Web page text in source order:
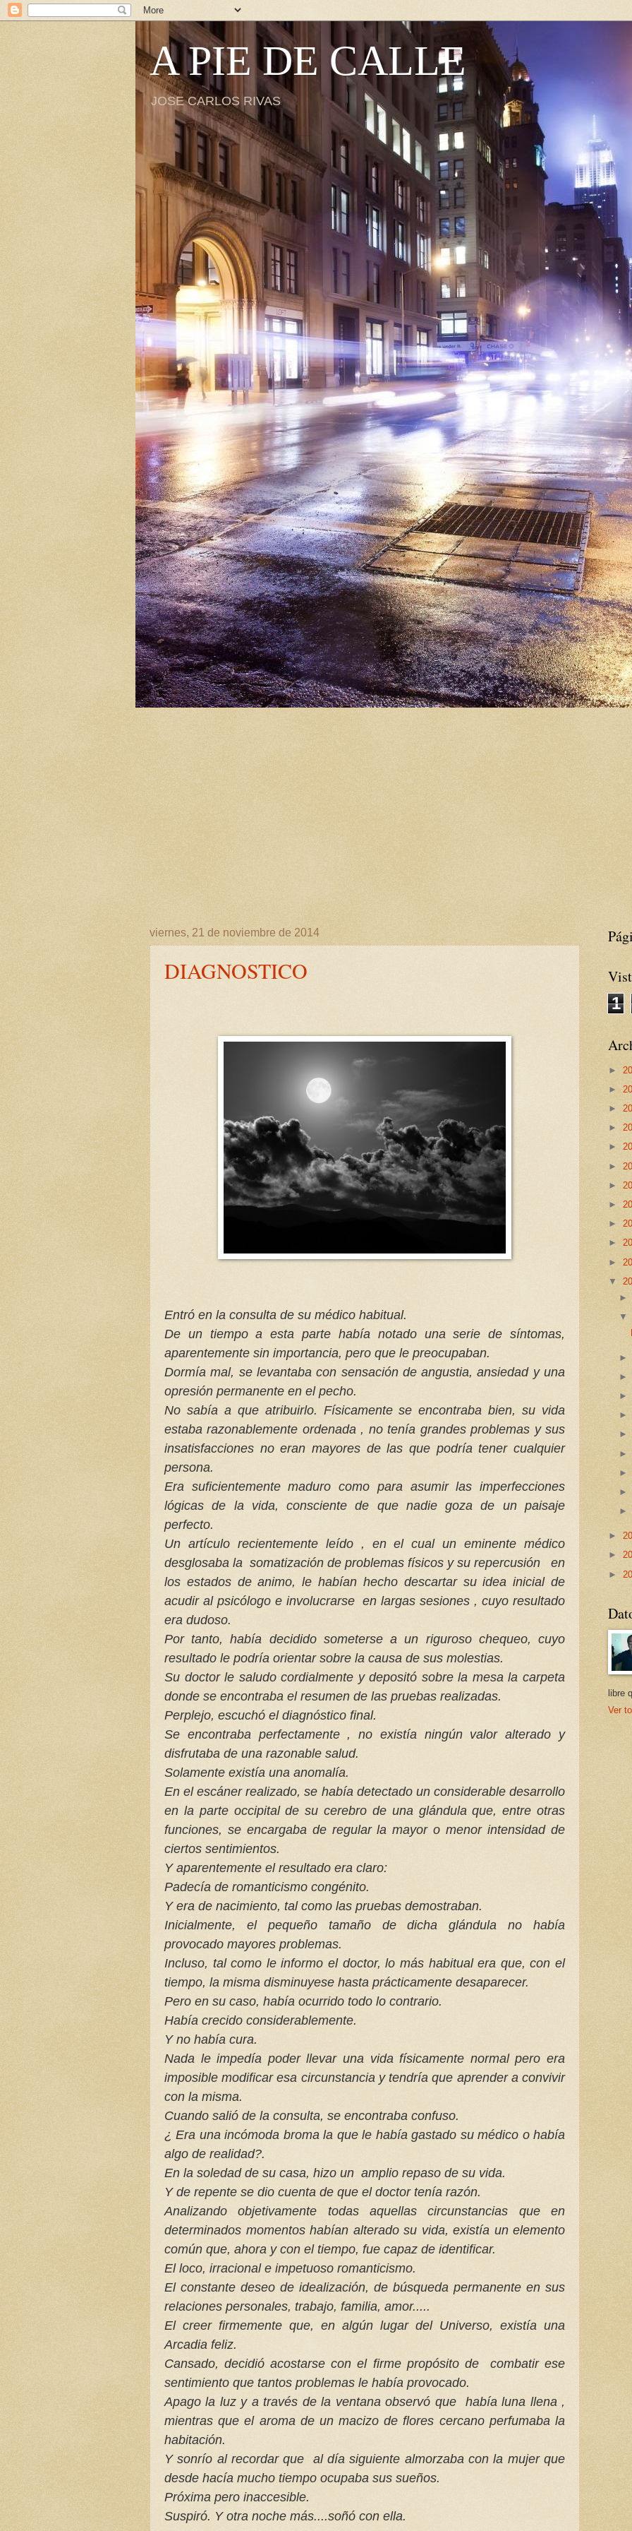
A PIE DE CALLE
JOSE CARLOS RIVAS
viernes, 21 de noviembre de 2014
DIAGNOSTICO
Entró en la consulta de su médico habitual.
De un tiempo a esta parte había notado una serie de síntomas,
aparentemente sin importancia, pero que le preocupaban.
Dormía mal, se levantaba con sensación de angustia, ansiedad y una
opresión permanente en el pecho.
No sabía a que atribuirlo. Físicamente se encontraba bien, su vida
estaba razonablemente ordenada , no tenía grandes problemas y sus
insatisfacciones no eran mayores de las que podría tener cualquier
persona.
Era suficientemente maduro como para asumir las imperfecciones
lógicas de la vida, consciente de que nadie goza de un paisaje
perfecto.
Un artículo recientemente leído , en el cual un eminente médico
desglosaba la somatización de problemas físicos y su repercusión en
los estados de animo, le habían hecho descartar su ideainicial de
acudir al psicólogo e involucrarse en largas sesiones , cuyo resultado
era dudoso.
Por tanto, había decidido someterse a un riguroso chequeo, cuyo
resultado le podría orientar sobre la causa de sus molestias.
Su doctor le saludo cordialmente y depositó sobre la mesa la carpeta
donde se encontraba el resumen de las pruebas realizadas.
Perplejo, escuchó el diagnóstico final.
Se encontraba perfectamente , no existía ningún valor alterado y
disfrutaba de una razonable salud.
Solamente existía una anomalía.
En el escáner realizado, se había detectado un considerable desarrollo
en la parte occipital de su cerebro de una glándula que, entre otras
funciones, se encargaba de regular la mayor o menor intensidad de
ciertos sentimientos.
Y aparentemente el resultado era claro:
Padecía de romanticismo congénito.
Y era de nacimiento, tal como las pruebas demostraban.
Inicialmente, el pequeño tamaño de dicha glándula no había
provocado mayores problemas.
Incluso, tal como le informo el doctor, lo más habitual era que, con el
tiempo, la misma disminuyese hasta prácticamente desaparecer.
Pero en su caso, había ocurrido todo lo contrario.
Había crecido considerablemente.
Y no había cura.
Nada le impedía poder llevar una vida físicamente normal pero era
imposible modificar esa circunstancia y tendría que aprender a convivir
con la misma.
Cuando salió de la consulta, se encontraba confuso.
¿ Era una incómoda broma la que le había gastado su médico o había
algo de realidad?.
En la soledad de su casa, hizo un amplio repaso de su vida.
Y de repente se dio cuenta de que el doctor tenía razón.
Analizando objetivamente todas aquellas circunstancias que en
determinados momentos habían alterado su vida, existía un elemento
común que, ahora y con el tiempo, fue capaz de identificar.
El loco, irracional e impetuoso romanticismo.
El constante deseo de idealización, de búsqueda permanente en sus
relaciones personales, trabajo, familia, amor.....
El creer firmemente que, en algún lugar del Universo, existía una
Arcadia feliz.
Cansado, decidió acostarse con el firme propósito de combatir ese
sentimiento que tantos problemas le había provocado.
Apago la luz y a través de la ventana observó que
había luna llena ,
mientras que el aroma de un macizo de flores cercano perfumaba la
habitación.
Y sonrío al recordar que al día siguiente almorzaba con la mujer que
desde hacía mucho tiempo ocupaba sus sueños.
Próxima pero inaccesible.
Suspiró. Y otra noche más....soñó con ella.
1
►
►
►
►
►
►
►
►
►
►
►
▼
►
►
►
libre
Ver